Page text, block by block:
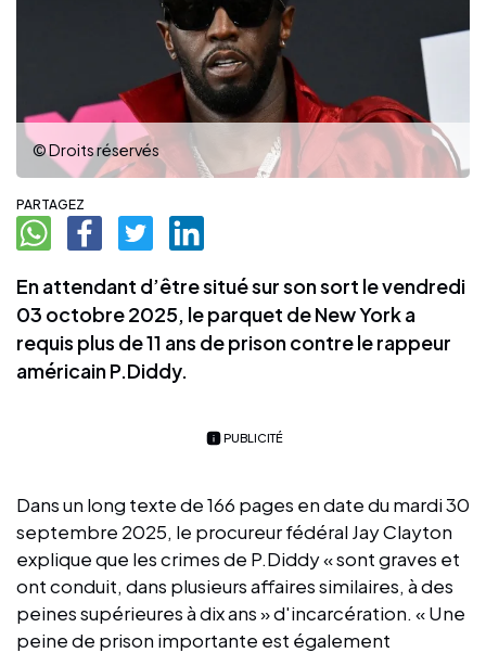
© Droits réservés
PARTAGEZ
En attendant d’être situé sur son sort le vendredi
03 octobre 2025, le parquet de New York a
requis plus de 11 ans de prison contre le rappeur
américain P.Diddy.
PUBLICITÉ
Dans un long texte de 166 pages en date du mardi 30
septembre 2025, le procureur fédéral Jay Clayton
explique que les crimes de P.Diddy « sont graves et
ont conduit, dans plusieurs affaires similaires, à des
peines supérieures à dix ans » d'incarcération. « Une
peine de prison importante est également